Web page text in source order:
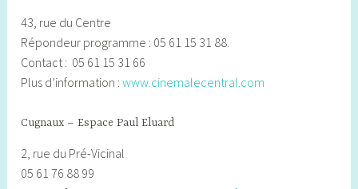
43, rue du Centre
Répondeur programme : 05 61 15 31 88.
Contact : 05 61 15 31 66
Plus d’information :www.cinemalecentral.com
Cugnaux – Espace Paul Eluard
2, rue du Pré-Vicinal
05 61 76 88 99